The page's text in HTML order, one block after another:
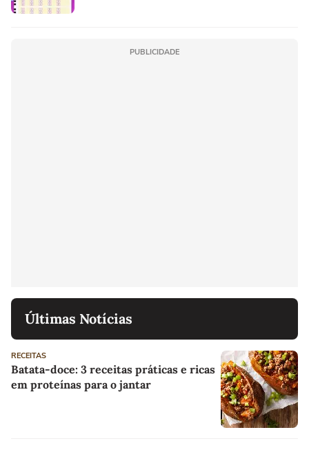
PUBLICIDADE
Últimas Notícias
RECEITAS
Batata-doce: 3 receitas práticas e ricas
em proteínas para o jantar